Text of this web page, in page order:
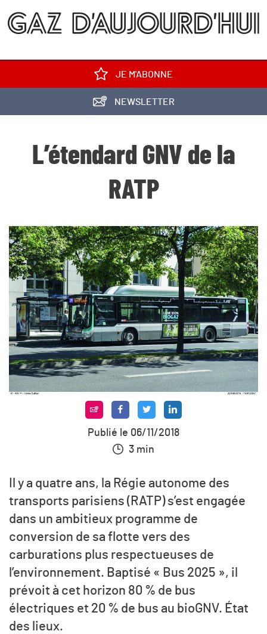
JE M'ABONNE
NEWSLETTER
L’étendard GNV de la
RATP
Publié le 06/11/2018
3 min
Il y a quatre ans, la Régie autonome des
transports parisiens (RATP) s’est engagée
dans un ambitieux programme de
conversion de sa flotte vers des
carburations plus respectueuses de
l’environnement. Baptisé « Bus 2025 », il
prévoit à cet horizon 80 % de bus
électriques et 20 % de bus au bioGNV. État
des lieux.